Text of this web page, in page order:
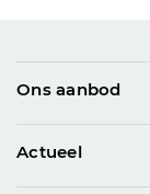
Ons aanbod
Actueel